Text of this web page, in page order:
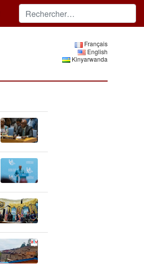
Français
English
Kinyarwanda